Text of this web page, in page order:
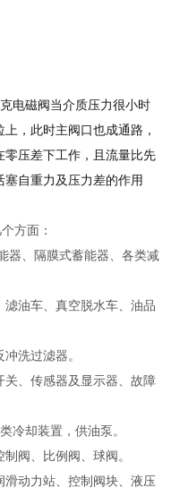
电磁阀当介质压力很小时
，此时主阀口也成通路，
压差下工作，且流量比先
自重力及压力差的作用
方面：
器、隔膜式蓄能器、各类减
油车、真空脱水车、油品
洗过滤器。
关、传感器及显示器、故障
冷却装置，供油泵。
阀、比例阀、球阀。
动力站、控制阀块、液压